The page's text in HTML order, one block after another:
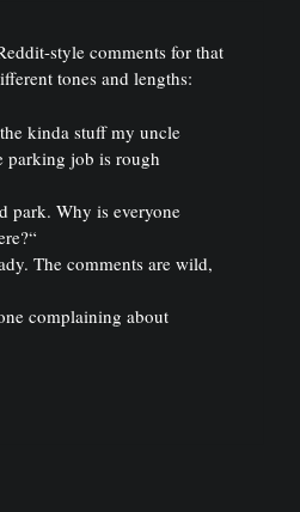
style comments for that
tones and lengths:
kinda stuff my uncle
parking job is rough
park. Why is everyone
The comments are wild,
complaining about